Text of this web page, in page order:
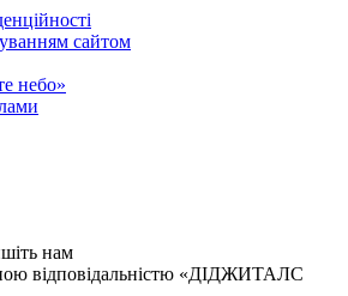
сайтом
небо»
нам
відповідальністю «ДІДЖИТАЛС